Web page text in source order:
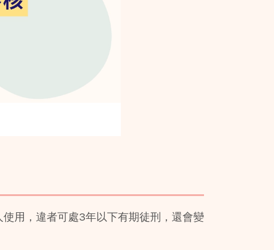
用，違者可處3年以下有期徒刑，還會變